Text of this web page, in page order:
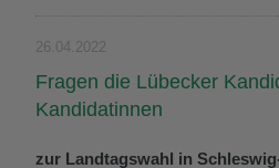
26.04.2022
Fragen die Lübecker
Kandidatinnen
zur Landtagswahl in